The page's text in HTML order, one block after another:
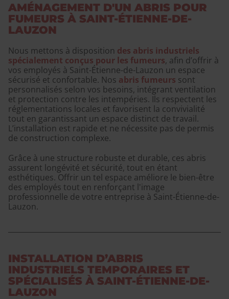
AMÉNAGEMENT D'UN ABRIS POUR
FUMEURS À SAINT-ÉTIENNE-DE-
LAUZON
Nous mettons à disposition des abris industriels
spécialement conçus pour les fumeurs, afin d’offrir à
vos employés à Saint-Étienne-de-Lauzon un espace
sécurisé et confortable. Nos abris fumeurs sont
personnalisés selon vos besoins, intégrant ventilation
et protection contre les intempéries. Ils respectent les
réglementations locales et favorisent la convivialité
tout en garantissant un espace distinct de travail.
L’installation est rapide et ne nécessite pas de permis
de construction complexe.
Grâce à une structure robuste et durable, ces abris
assurent longévité et sécurité, tout en étant
esthétiques. Offrir un tel espace améliore le bien-être
des employés tout en renforçant l'image
professionnelle de votre entreprise à Saint-Étienne-de-
Lauzon.
INSTALLATION D’ABRIS
INDUSTRIELS TEMPORAIRES ET
SPÉCIALISÉS À SAINT-ÉTIENNE-DE-
LAUZON